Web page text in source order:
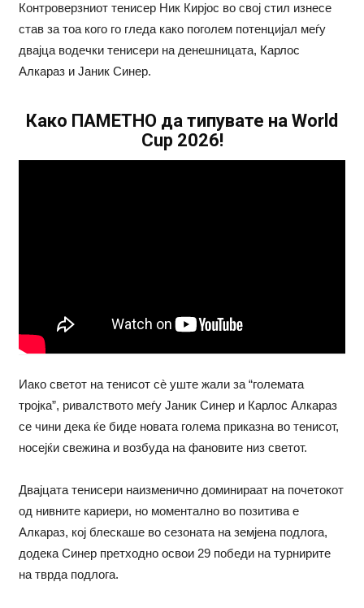
Контроверзниот тенисер Ник Кирјос во свој стил изнесе
став за тоа кого го гледа како поголем потенцијал меѓу
двајца водечки тенисери на денешницата, Карлос
Алкараз и Јаник Синер.
Како ПАМЕТНО да типувате на World
Cup 2026!
Иако светот на тенисот сè уште жали за “големата
тројка”, ривалството меѓу Јаник Синер и Карлос Алкараз
се чини дека ќе биде новата голема приказна во тенисот,
носејќи свежина и возбуда на фановите низ светот.
Двајцата тенисери наизменично доминираат на почетокот
од нивните кариери, но моментално во позитива е
Алкараз, кој блескаше во сезоната на земјена подлога,
додека Синер претходно освои 29 победи на турнирите
на тврда подлога.